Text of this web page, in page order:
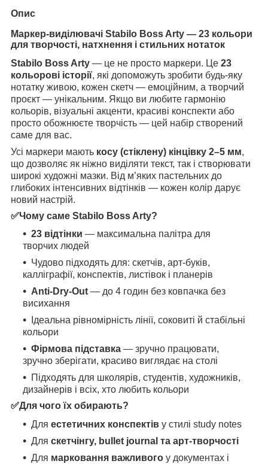
Опис
Маркер-виділювачі Stabilo Boss Arty — 23 кольори
для творчості, натхнення і стильних нотаток
Stabilo Boss Arty — це не просто маркери. Це 23
кольорові історії, які допоможуть зробити будь-яку
нотатку живою, кожен скетч — емоційним, а творчий
проєкт — унікальним. Якщо ви любите гармонію
кольорів, візуальні акценти, красиві конспекти або
просто обожнюєте творчість — цей набір створений
саме для вас.
Усі маркери мають косу (стіклену) кінцівку 2–5 мм,
що дозволяє як ніжно виділяти текст, так і створювати
широкі художні мазки. Від м’яких пастельних до
глибоких інтенсивних відтінків — кожен колір дарує
новий настрій.
✅Чому саме Stabilo Boss Arty?
23 відтінки — максимальна палітра для
творчих людей
Чудово підходять для: скетчів, арт-буків,
калліграфії, конспектів, листівок і планерів
Anti-Dry-Out — до 4 годин без ковпачка без
висихання
Ідеальна рівномірність лінії, соковиті й стабільні
кольори
Фірмова підставка — зручно працювати,
зручно зберігати, красиво виглядає на столі
Підходять для школярів, студентів, художників,
дизайнерів і всіх, хто любить кольори
✅Для чого їх обирають?
Для естетичних конспектів у стилі study notes
Для скетчінгу, bullet journal та арт-творчості
Для марковання важливого у документах і